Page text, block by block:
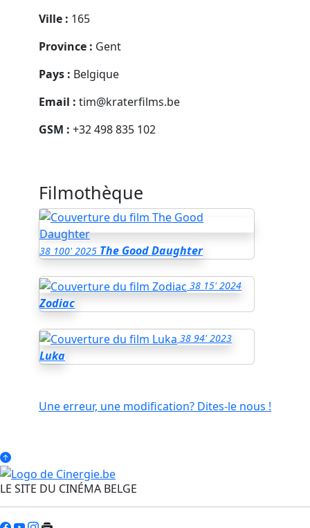
Ville : 165
Province : Gent
Pays : Belgique
Email : tim@kraterfilms.be
GSM : +32 498 835 102
Filmothèque
38 100' 2025 The Good Daughter
38 15' 2024
Zodiac
38 94' 2023
Luka
Une erreur, une modification? Dites-le nous !
LE SITE DU CINÉMA BELGE